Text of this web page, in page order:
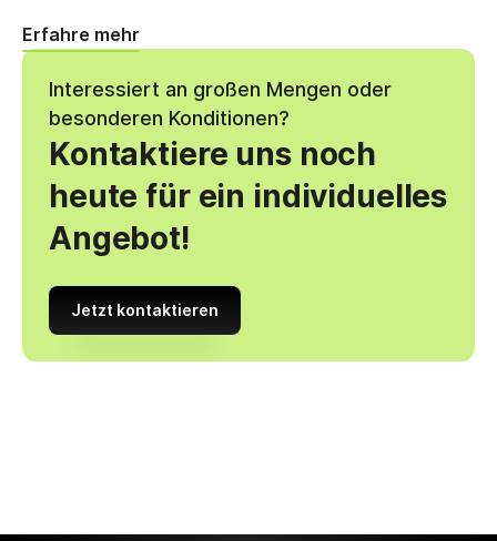
Erfahre mehr
Interessiert an großen Mengen oder
besonderen Konditionen?
Kontaktiere uns noch
heute für ein individuelles
Angebot!
Jetzt kontaktieren